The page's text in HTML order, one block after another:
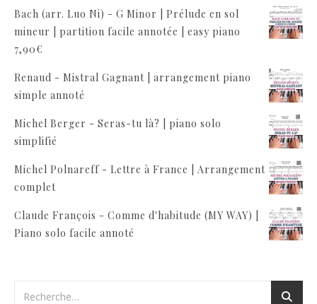
Bach (arr. Luo Ni) - G Minor | Prélude en sol
mineur | partition facile annotée | easy piano
7,90€
Renaud - Mistral Gagnant | arrangement piano
simple annoté
Michel Berger - Seras-tu là? | piano solo
simplifié
Michel Polnareff - Lettre à France | Arrangement
complet
Claude François - Comme d'habitude (MY WAY) |
Piano solo facile annoté